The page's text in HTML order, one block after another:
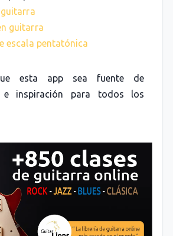
guitarra
escala pentatónica
esta app sea fuente de
e inspiración para todos los